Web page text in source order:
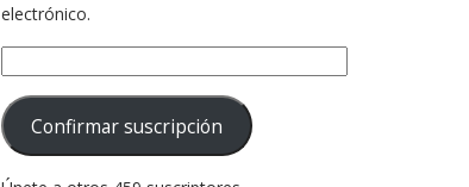
electrónico.
de
correo
electrónico:
Confirmar suscripción